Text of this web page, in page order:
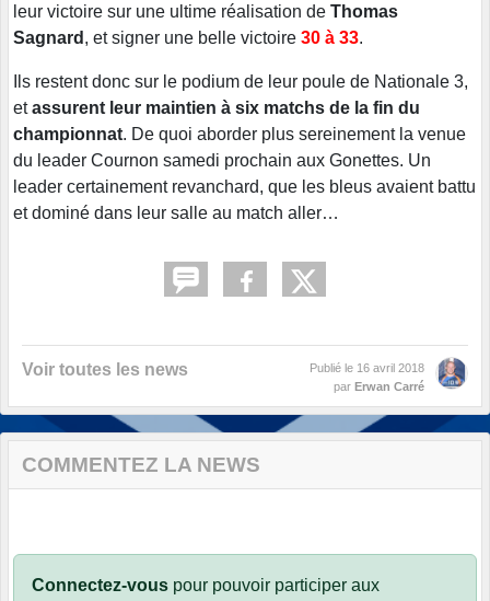
leur victoire sur une ultime réalisation de Thomas
Sagnard , et signer une belle victoire 30 à 33.
Ils restent donc sur le podium de leur poule de Nationale 3,
etassurent leur maintien à six matchs de la fin du
championnat. De quoi aborder plus sereinement la venue
du leader Cournon samedi prochain aux Gonettes. Un
leader certainement revanchard, que les bleus avaient battu
et dominé dans leur salle au match aller…
Voir toutes les news Publié le 16 avril 2018
par Erwan Carré
COMMENTEZ LA NEWS
Connectez-vous pour pouvoir participer aux